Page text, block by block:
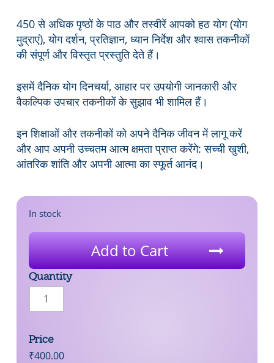
450 से अधिक पृष्ठों के पाठ और तस्वीरें आपको हठ योग (योग
मुद्राएं), योग दर्शन, प्रतिज्ञान, ध्यान निर्देश और श्वास तकनीकों
की संपूर्ण और विस्तृत प्रस्तुति देते हैं।
इसमें दैनिक योग दिनचर्या, आहार पर उपयोगी जानकारी और
वैकल्पिक उपचार तकनीकों के सुझाव भी शामिल हैं।
इन शिक्षाओं और तकनीकों को अपने दैनिक जीवन में लागू करें
और आप अपनी उच्चतम आत्म क्षमता प्राप्त करेंगे: सच्ची खुशी,
आंतरिक शांति और अपनी आत्मा का स्फूर्त आनंद।
In stock
Add to Cart
Quantity
राजयोग
कला
विज्ञान
|
Price
₹400.00